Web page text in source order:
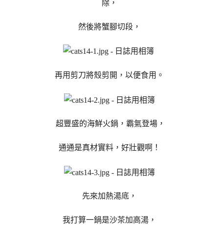
除，
然後將蟹腳切段，
再用剪刀將殼剪開，以便食用。
超豐盛的海鮮火鍋，霸氣登場，
通通是真材實料，好壯觀啊！
先來加熱湯底，
我打算一鍋是沙茶加高湯，